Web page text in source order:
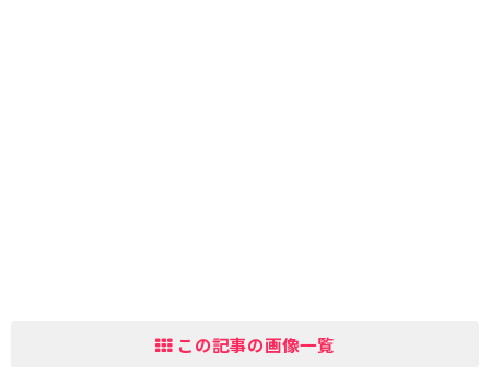
この記事の画像一覧